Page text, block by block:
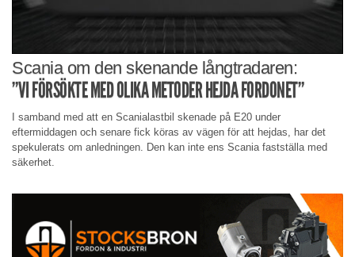
Scania om den skenande långtradaren:
”VI FÖRSÖKTE MED OLIKA METODER HEJDA FORDONET”
I samband med att en Scanialastbil skenade på E20 under
eftermiddagen och senare fick köras av vägen för att hejdas, har det
spekulerats om anledningen. Den kan inte ens Scania fastställa med
säkerhet.